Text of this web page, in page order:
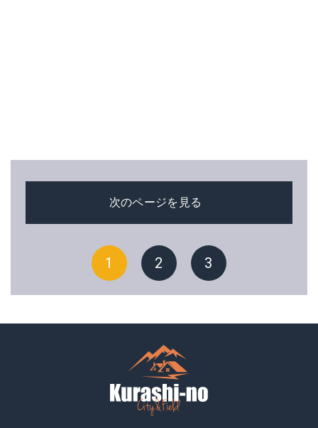
次のページを見る
1 2 3